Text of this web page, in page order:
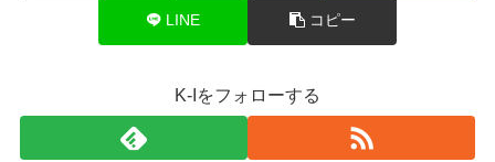
LINE コピー
K-Iをフォローする